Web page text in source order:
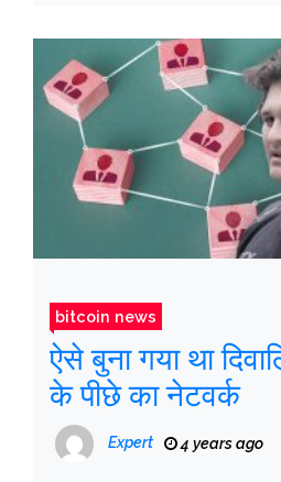
bitcoin news
ऐसे बुना गया था
के पीछे का नेटवर्क
Expert 4 years ago